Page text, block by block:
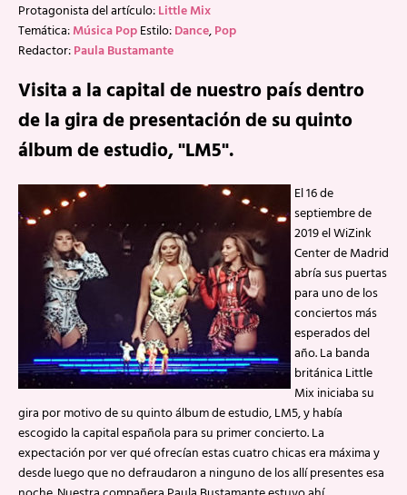
Protagonista del artículo:Little Mix
Temática:Música PopEstilo:Dance,Pop
Redactor:Paula Bustamante
Visita a la capital de nuestro país dentro
de la gira de presentación de su quinto
álbum de estudio, "LM5".
El 16 de
septiembre de
2019 el WiZink
Center de Madrid
abría sus puertas
para uno de los
conciertos más
esperados del
año. La banda
británica Little
Mix iniciaba su
gira por motivo de su quinto álbum de estudio, LM5, y había
escogido la capital española para su primer concierto. La
expectación por ver qué ofrecían estas cuatro chicas era máxima y
desde luego que no defraudaron a ninguno de los allí presentes esa